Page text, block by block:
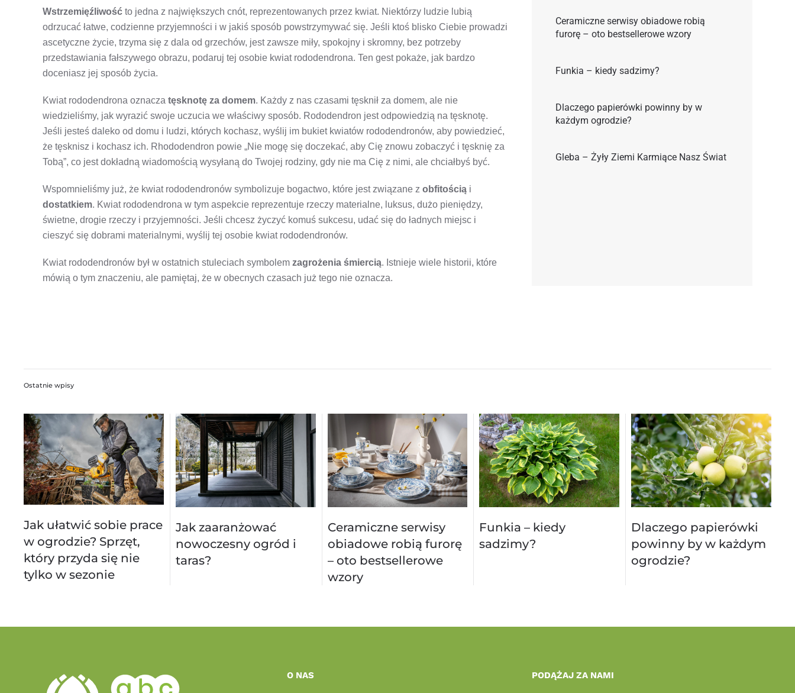
Wstrzemięźliwość to jedna z największych cnót, reprezentowanych przez kwiat. Niektórzy ludzie lubią
odrzucać łatwe, codzienne przyjemności i w jakiś sposób powstrzymywać się. Jeśli ktoś blisko Ciebie prowadzi
ascetyczne życie, trzyma się z dala od grzechów, jest zawsze miły, spokojny i skromny, bez potrzeby
przedstawiania fałszywego obrazu, podaruj tej osobie kwiat rododendrona. Ten gest pokaże, jak bardzo
doceniasz jej sposób życia.
Kwiat rododendrona oznacza tęsknotę za domem. Każdy z nas czasami tęsknił za domem, ale nie
wiedzieliśmy, jak wyrazić swoje uczucia we właściwy sposób. Rododendron jest odpowiedzią na tęsknotę.
Jeśli jesteś daleko od domu i ludzi, których kochasz, wyślij im bukiet kwiatów rododendronów, aby powiedzieć,
że tęsknisz i kochasz ich. Rhododendron powie „Nie mogę się doczekać, aby Cię znowu zobaczyć i tęsknię za
Tobą”, co jest dokładną wiadomością wysyłaną do Twojej rodziny, gdy nie ma Cię z nimi, ale chciałbyś być.
Wspomnieliśmy już, że kwiat rododendronów symbolizuje bogactwo, które jest związane z obfitością i
dostatkiem. Kwiat rododendrona w tym aspekcie reprezentuje rzeczy materialne, luksus, dużo pieniędzy,
świetne, drogie rzeczy i przyjemności. Jeśli chcesz życzyć komuś sukcesu, udać się do ładnych miejsc i
cieszyć się dobrami materialnymi, wyślij tej osobie kwiat rododendronów.
Kwiat rododendronów był w ostatnich stuleciach symbolem zagrożenia śmiercią. Istnieje wiele historii, które
mówią o tym znaczeniu, ale pamiętaj, że w obecnych czasach już tego nie oznacza.
Ceramiczne serwisy obiadowe robią
furorę – oto bestsellerowe wzory
Funkia – kiedy sadzimy?
Dlaczego papierówki powinny by w
każdym ogrodzie?
Gleba – Żyły Ziemi Karmiące Nasz Świat
Ostatnie wpisy
Jak ułatwić sobie prace
w ogrodzie? Sprzęt,
który przyda się nie
tylko w sezonie
Jak zaaranżować
nowoczesny ogród i
taras?
Ceramiczne serwisy
obiadowe robią furorę
– oto bestsellerowe
wzory
Funkia – kiedy
sadzimy?
Dlaczego papierówki
powinny by w każdym
ogrodzie?
O NAS PODĄŻAJ ZA NAMI